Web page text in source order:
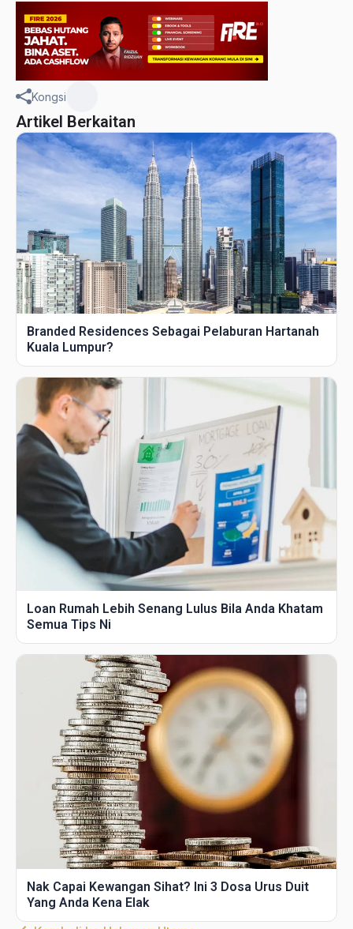
Kongsi
Artikel Berkaitan
Branded Residences Sebagai Pelaburan Hartanah
Kuala Lumpur?
Loan Rumah Lebih Senang Lulus Bila Anda Khatam
Semua Tips Ni
Nak Capai Kewangan Sihat? Ini 3 Dosa Urus Duit
Yang Anda Kena Elak